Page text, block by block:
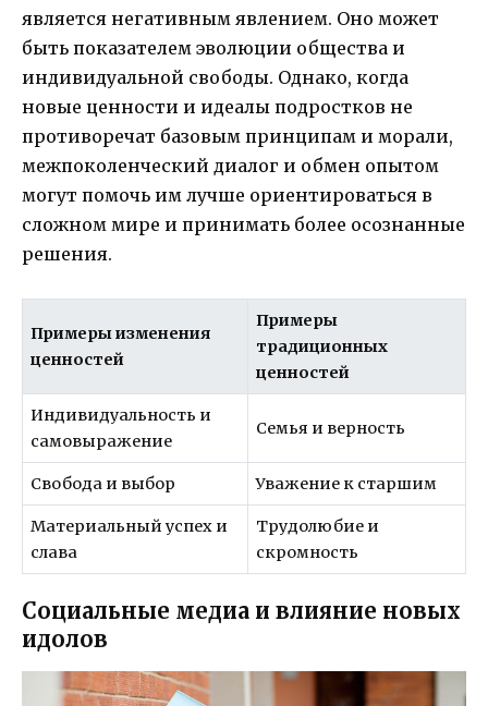
является негативным явлением. Оно может
быть показателем эволюции общества и
индивидуальной свободы. Однако, когда
новые ценности и идеалы подростков не
противоречат базовым принципам и морали,
межпоколенческий диалог и обмен опытом
могут помочь им лучше ориентироваться в
сложном мире и принимать более осознанные
решения.
Примеры изменения
ценностей
Примеры
традиционных
ценностей
Индивидуальность и
самовыражение
Семья и верность
Свобода и выбор Уважение к старшим
Материальный успех и
слава
Трудолюбие и
скромность
Социальные медиа и влияние новых
идолов